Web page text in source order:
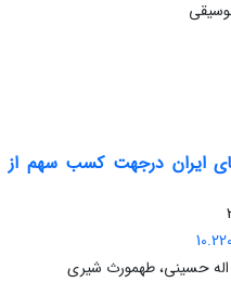
ایران درجهت کسب سهم از
اله حسینی، طهمورث شیری